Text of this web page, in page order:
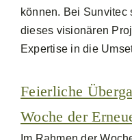
können. Bei Sunvitec
dieses visionären
Expertise in die
Feierliche
Woche der